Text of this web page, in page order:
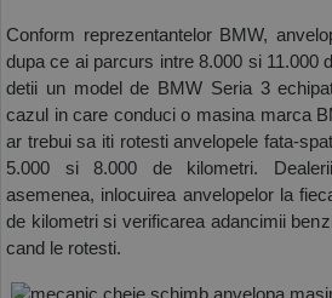
Conform reprezentantelor BMW,
dupa ce ai parcurs intre 8.000 si 11.000
detii un model de BMW Seria 3
cazul in care conduci o masina marca
ar trebui sa iti rotesti anvelopele fata-
5.000 si 8.000 de kilometri.
asemenea, inlocuirea anvelopelor la
de kilometri si verificarea adancimii
cand le rotesti.